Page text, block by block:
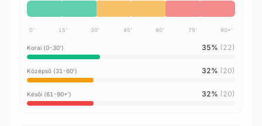
0' 15' 30' 45' 60' 75' 90+'
Korai (0-30') 35% (22)
Középső (31-60') 32% (20)
Késői (61-90+') 32% (20)